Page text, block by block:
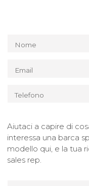
Nome
Email
Telefono
Aiutaci a capire di
interessa una barca
modello qui, e la tua
sales rep.